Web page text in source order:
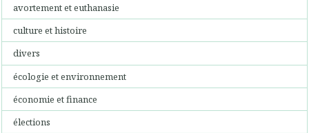
avortement et euthanasie
culture et histoire
divers
écologie et environnement
économie et finance
élections